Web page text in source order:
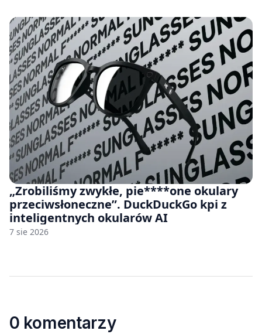
„Zrobiliśmy zwykłe, pie****one okulary
przeciwsłoneczne”. DuckDuckGo kpi z
inteligentnych okularów AI
7 sie 2026
0 komentarzy